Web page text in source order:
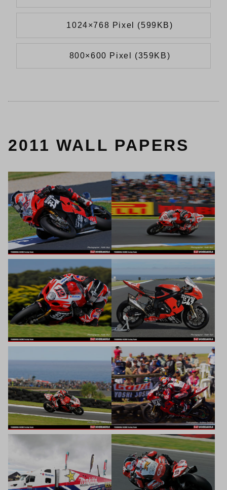
1024×768 Pixel (599KB)
800×600 Pixel (359KB)
2011 WALL PAPERS